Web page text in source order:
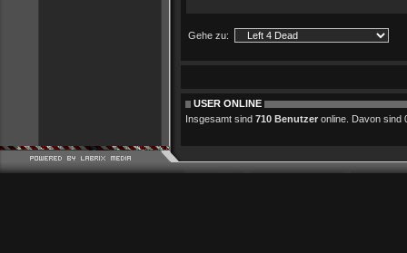
Gehe zu:
USER ONLINE
Insgesamt sind 710 Benutzer online. Davon sind